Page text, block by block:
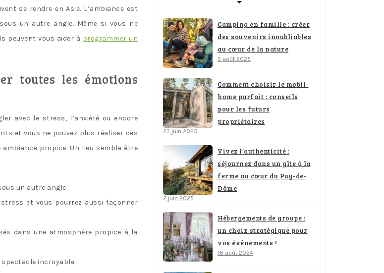
se rendre en Asie. L’ambiance est
un autre angle. Même si vous ne
peuvent vous aider à programmer un
toutes les émotions
avec le stress, l’anxiété ou encore
et vous ne pouvez plus réaliser des
propice. Un lieu semble être
un autre angle.
et vous pourrez aussi façonner
dans une atmosphère propice à la
spectacle incroyable.
Camping en famille : créer
des souvenirs inoubliables
au cœur de la nature
5 août 2025
Comment choisir le mobil-
home parfait : conseils
pour les futurs
propriétaires
23 juin 2025
Vivez l’authenticité :
séjournez dans un gîte à la
ferme au cœur du Puy-de-
Dôme
2 juin 2025
Hébergements de groupe :
un choix stratégique pour
vos événements !
16 août 2024